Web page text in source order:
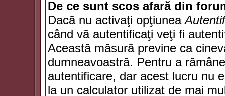
De ce sunt scos afară din
Dacă nu activaţi opţiunea
când vă autentificaţi veţi fi
Această măsură previne ca
dumneavoastră. Pentru a
autentificare, dar acest lucru nu
la un calculator utilizat de mai